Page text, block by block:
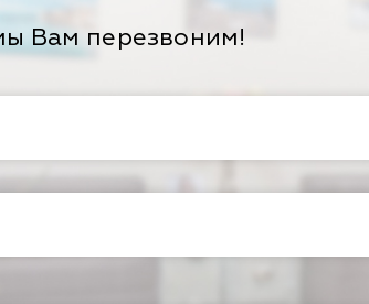
Вам перезвоним!